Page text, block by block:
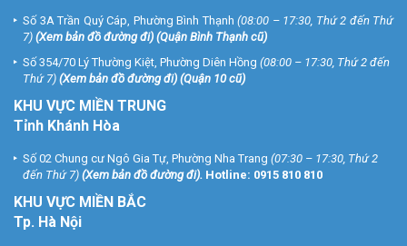
Số 3A Trần Quý Cáp, Phường Bình Thạnh (08:00 – 17:30, Thứ 2 đến Thứ
7) (Xem bản đồ đường đi) (Quận Bình Thạnh cũ)
Số 354/70 Lý Thường Kiệt, Phường Diên Hồng (08:00 – 17:30, Thứ 2 đến
Thứ 7) (Xem bản đồ đường đi) (Quận 10 cũ)
KHU VỰC MIỀN TRUNG
Tỉnh Khánh Hòa
Số 02 Chung cư Ngô Gia Tự, Phường Nha Trang (07:30 – 17:30, Thứ 2
đến Thứ 7) (Xem bản đồ đường đi). Hotline: 0915 810 810
KHU VỰC MIỀN BẮC
Tp. Hà Nội